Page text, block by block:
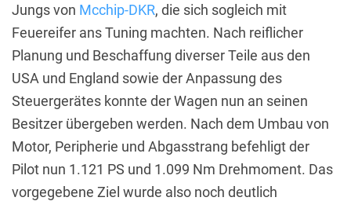
Jungs von Mcchip-DKR, die sich sogleich mit
Feuereifer ans Tuning machten. Nach reiflicher
Planung und Beschaffung diverser Teile aus den
USA und England sowie der Anpassung des
Steuergerätes konnte der Wagen nun an seinen
Besitzer übergeben werden. Nach dem Umbau von
Motor, Peripherie und Abgasstrang befehligt der
Pilot nun 1.121 PS und 1.099 Nm Drehmoment. Das
vorgegebene Ziel wurde also noch deutlich